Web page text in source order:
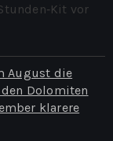
vor
August die
Dolomiten
klarere